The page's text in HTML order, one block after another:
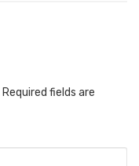
Required fields are